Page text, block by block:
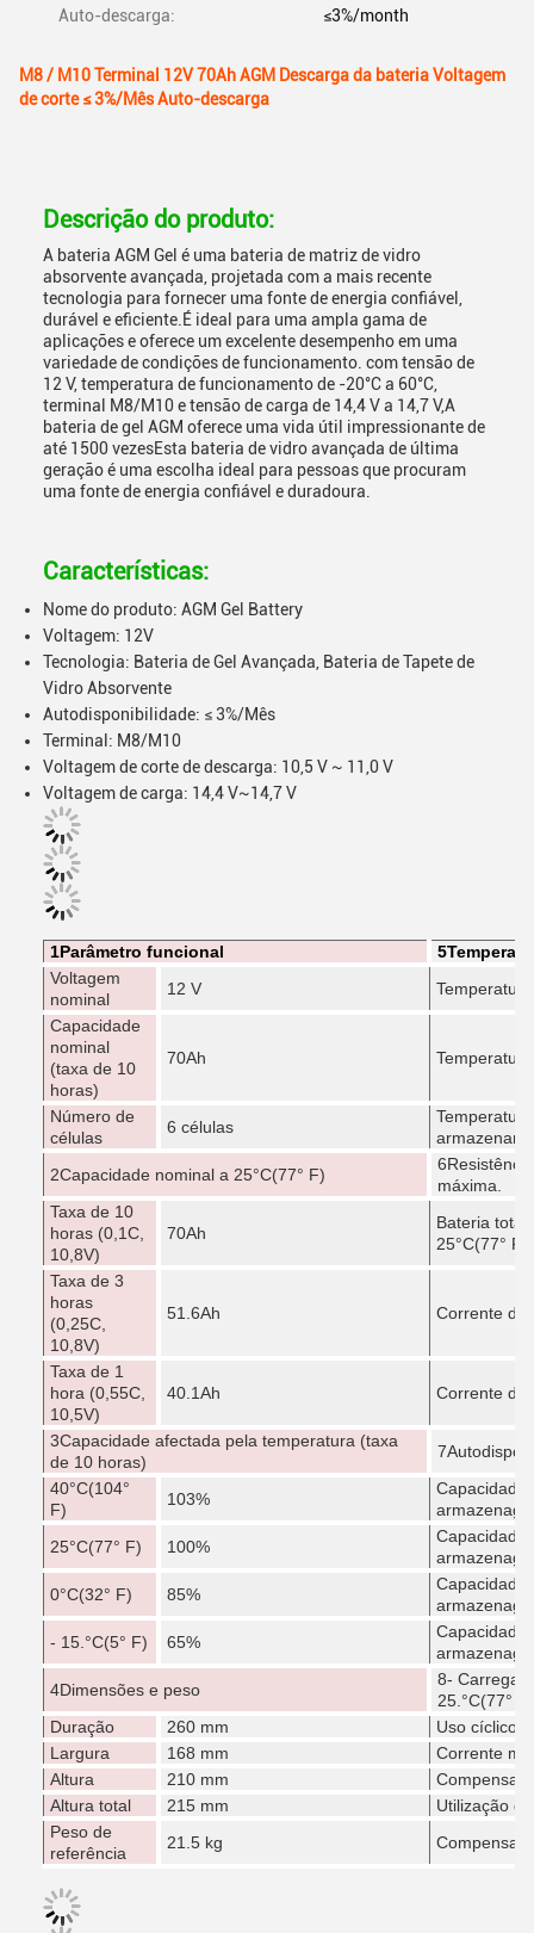
Auto-descarga: ≤3%/month
M8 / M10 Terminal 12V 70Ah AGM Descarga da bateria Voltagem
de corte ≤ 3%/Mês Auto-descarga
Descrição do produto:
A bateria AGM Gel é uma bateria de matriz de vidro
absorvente avançada, projetada com a mais recente
tecnologia para fornecer uma fonte de energia confiável,
durável e eficiente.É ideal para uma ampla gama de
aplicações e oferece um excelente desempenho em uma
variedade de condições de funcionamento. com tensão de
12 V, temperatura de funcionamento de -20°C a 60°C,
terminal M8/M10 e tensão de carga de 14,4 V a 14,7 V,A
bateria de gel AGM oferece uma vida útil impressionante de
até 1500 vezesEsta bateria de vidro avançada de última
geração é uma escolha ideal para pessoas que procuram
uma fonte de energia confiável e duradoura.
Características:
Nome do produto: AGM Gel Battery
Voltagem: 12V
Tecnologia: Bateria de Gel Avançada, Bateria de Tapete de
Vidro Absorvente
Autodisponibilidade: ≤ 3%/Mês
Terminal: M8/M10
Voltagem de corte de descarga: 10,5 V ~ 11,0 V
Voltagem de carga: 14,4 V~14,7 V
1Parâmetro funcional
Voltagem
nominal
12 V
Capacidade
nominal
(taxa de 10
horas)
70Ah
Número de
células
6 células
2Capacidade nominal a 25°C(77° F)
máxima.
Taxa de 10
horas (0,1C,
10,8V)
70Ah
Bateria
25°C(77° F)
Taxa de 3
horas
(0,25C,
10,8V)
51.6Ah Corrente de
Taxa de 1
hora (0,55C,
10,5V)
40.1Ah Corrente de
3Capacidade afectada pela temperatura (taxa
de 10 horas)
40°C(104°
F)
103%
Capacidade
25°C(77° F) 100%
Capacidade
0°C(32° F) 85%
Capacidade
- 15. °C(5° F) 65%
Capacidade
4Dimensões e peso
8-
25. °C(77° F)
Duração
260 mm
Uso cíclico
Largura
168 mm
Corrente
Altura
210 mm
Altura total
215 mm
Utilização
Peso de
referência
21.5 kg